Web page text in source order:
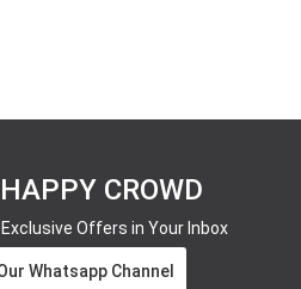
CROWD
Offers in Your Inbox
Whatsapp Channel